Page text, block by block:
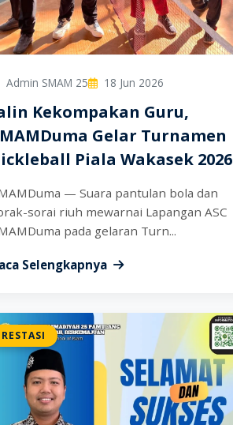
Admin SMAM 25 18 Jun 2026
Kekompakan Guru,
Gelar Turnamen
Piala Wakasek 2026
— Suara pantulan bola dan
sorai riuh mewarnai Lapangan ASC
pada gelaran Turn...
Selengkapnya